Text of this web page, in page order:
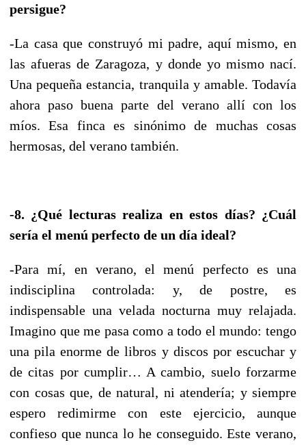
persigue?
-La casa que construyó mi padre, aquí mismo, en
las afueras de Zaragoza, y donde yo mismo nací.
Una pequeña estancia, tranquila y amable. Todavía
ahora paso buena parte del verano allí con los
míos. Esa finca es sinónimo de muchas cosas
hermosas, del verano también.
-8. ¿Qué lecturas realiza en estos días? ¿Cuál
sería el menú perfecto de un día ideal?
-Para mí, en verano, el menú perfecto es una
indisciplina controlada: y, de postre, es
indispensable una velada nocturna muy relajada.
Imagino que me pasa como a todo el mundo: tengo
una pila enorme de libros y discos por escuchar y
de citas por cumplir… A cambio, suelo forzarme
con cosas que, de natural, ni atendería; y siempre
espero redimirme con este ejercicio, aunque
confieso que nunca lo he conseguido. Este verano,